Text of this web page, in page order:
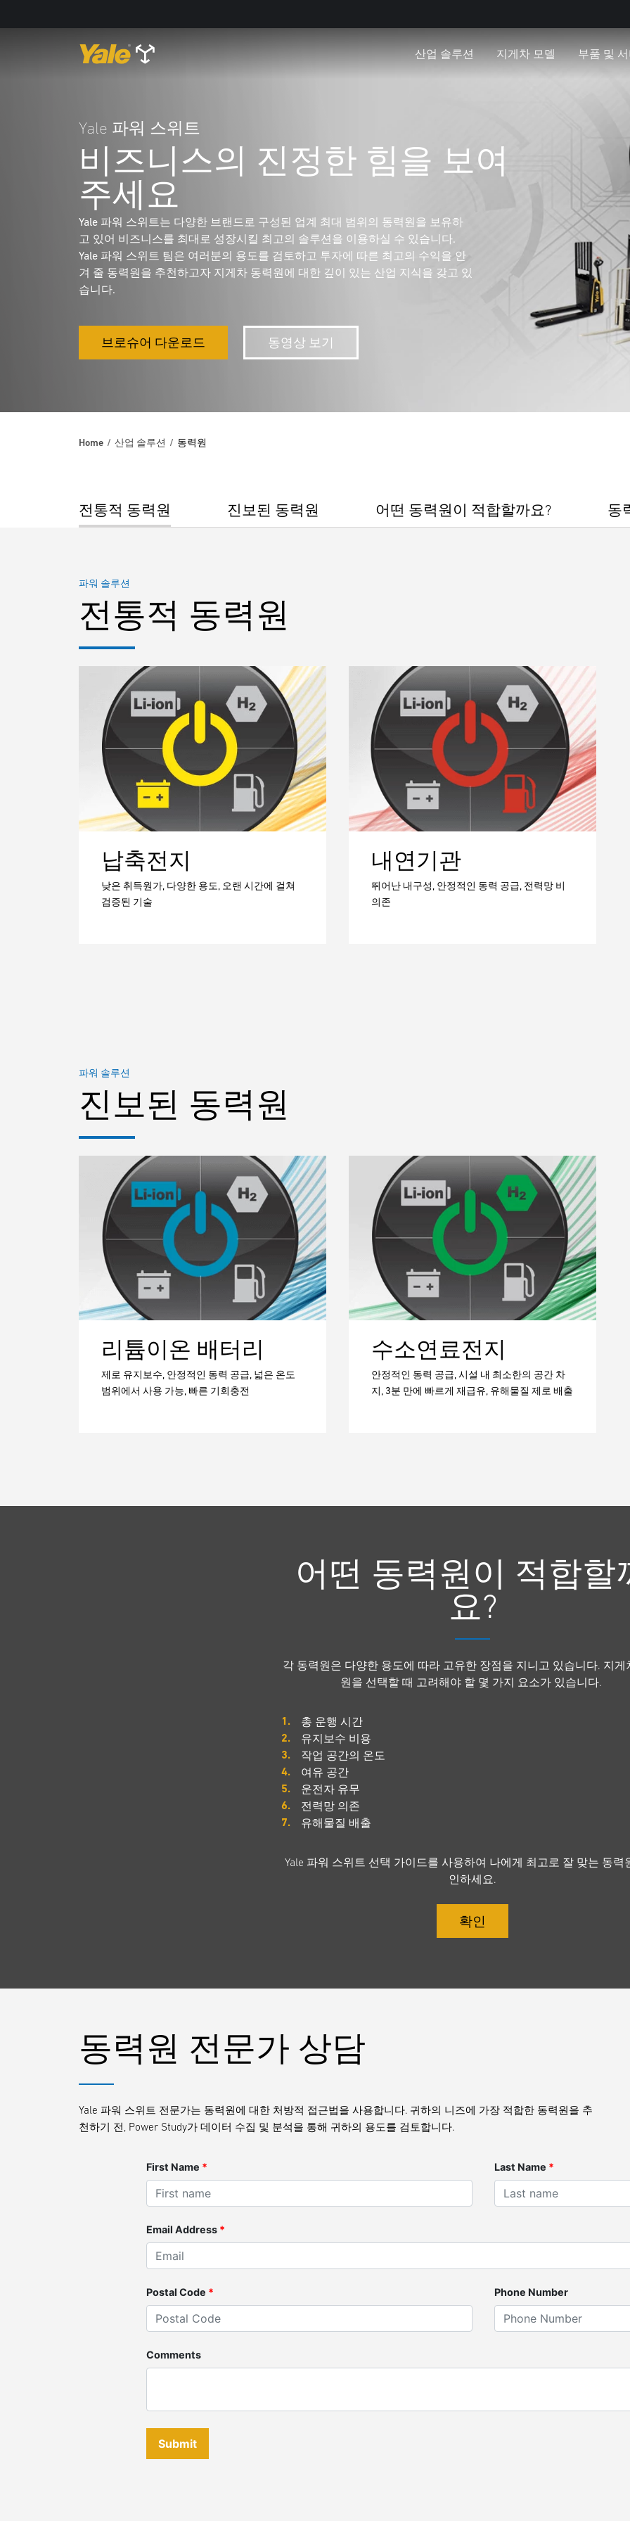
산업 솔루션 지게차 모델 부품 및
Yale 파워 스위트
비즈니스의 진정한 힘을 보여
주세요
Yale 파워 스위트는 다양한 브랜드로 구성된 업계 최대 범위의 동력원을 보유하
고 있어 비즈니스를 최대로 성장시킬 최고의 솔루션을 이용하실 수 있습니다.
Yale 파워 스위트 팀은 여러분의 용도를 검토하고 투자에 따른 최고의 수익을 안
겨 줄 동력원을 추천하고자 지게차 동력원에 대한 깊이 있는 산업 지식을 갖고 있
습니다.
브로슈어 다운로드 동영상 보기
Home 산업 솔루션 동력원
전통적 동력원 진보된 동력원 어떤 동력원이 적합할까요? 동
파워 솔루션
전통적 동력원
납축전지
낮은 취득원가, 다양한 용도, 오랜 시간에 걸쳐
검증된 기술
내연기관
뛰어난 내구성, 안정적인 동력 공급, 전력망 비
의존
파워 솔루션
진보된 동력원
리튬이온 배터리
제로 유지보수, 안정적인 동력 공급, 넓은 온도
범위에서 사용 가능, 빠른 기회충전
수소연료전지
안정적인 동력 공급, 시설 내 최소한의 공간 차
지, 3분 만에 빠르게 재급유, 유해물질 제로 배출
어떤 동력원이 적합할
요?
각 동력원은 다양한 용도에 따라 고유한 장점을 지니고 있습니다. 지게
원을 선택할 때 고려해야 할 몇 가지 요소가 있습니다.
총 운행 시간
유지보수 비용
작업 공간의 온도
여유 공간
운전자 유무
전력망 의존
유해물질 배출
Yale 파워 스위트 선택 가이드를 사용하여 나에게 최고로 잘 맞는 동력
인하세요.
확인
동력원 전문가 상담
Yale 파워 스위트 전문가는 동력원에 대한 처방적 접근법을 사용합니다. 귀하의 니즈에 가장 적합한 동력원을 추
천하기 전, Power Study가 데이터 수집 및 분석을 통해 귀하의 용도를 검토합니다.